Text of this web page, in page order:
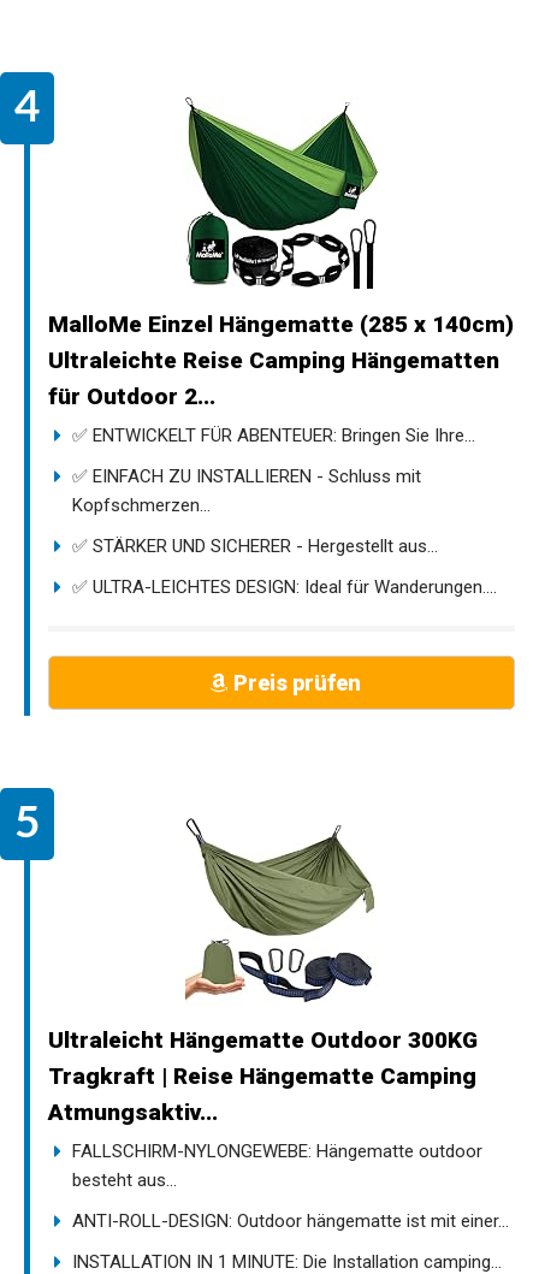
MalloMe Einzel Hängematte (285 x 140cm)
Ultraleichte Reise Camping Hängematten
für Outdoor 2...
✅ ENTWICKELT FÜR ABENTEUER: Bringen Sie Ihre...
✅ EINFACH ZU INSTALLIEREN - Schluss mit
Kopfschmerzen...
✅ STÄRKER UND SICHERER - Hergestellt aus...
✅ ULTRA-LEICHTES DESIGN: Ideal für Wanderungen....
Preis prüfen
Ultraleicht Hängematte Outdoor 300KG
Tragkraft | Reise Hängematte Camping
Atmungsaktiv...
FALLSCHIRM-NYLONGEWEBE: Hängematte outdoor
besteht aus...
ANTI-ROLL-DESIGN: Outdoor hängematte ist mit einer...
INSTALLATION IN 1 MINUTE: Die Installation camping...